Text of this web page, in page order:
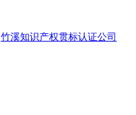
竹溪知识产权贯标认证公司